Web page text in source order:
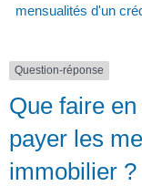
mensualités d'un
Question-réponse
Que faire
payer les
immobilier ?